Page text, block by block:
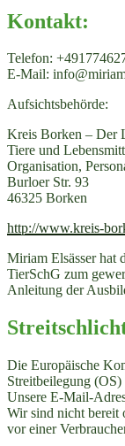
Kontakt:
Telefon:
E-Mail:
Aufsichtsbehörde:
Kreis Borken – Der
Tiere und
Organisation,
Burloer Str. 93
46325 Borken
http://www.kreis-
Miriam Elsässer hat
TierSchG zum
Anleitung der
Die Europäische
Streitbeilegung (OS)
Unsere E-Mail-
Wir sind nicht bereit
vor einer